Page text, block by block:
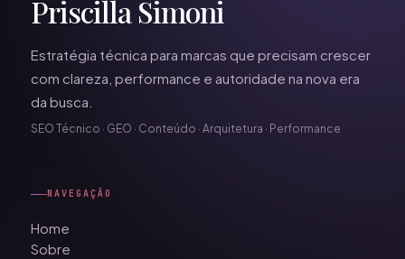
Priscilla Simoni
Estratégia técnica para marcas que precisam crescer
com clareza, performance e autoridade na nova era
da busca.
SEO Técnico · GEO · Conteúdo · Arquitetura · Performance
NAVEGAÇÃO
Home
Sobre